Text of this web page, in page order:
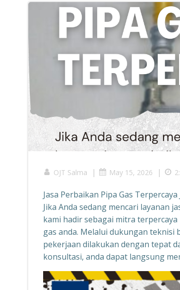
OJT Salma | May 15, 2026 |
Jasa Perbaikan Pipa Gas
Jika Anda sedang mencari layanan
kami hadir sebagai mitra
gas anda. Melalui dukungan
pekerjaan dilakukan dengan tepat
konsultasi, anda dapat langsung